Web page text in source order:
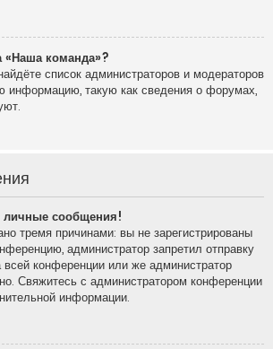
«Наша команда»?
список администраторов и модераторов
информацию, такую как сведения о форумах,
личные сообщения!
тремя причинами: вы не зарегистрированы
администратор запретил отправку
конференции или же администратор
Свяжитесь с администратором конференции
информации.